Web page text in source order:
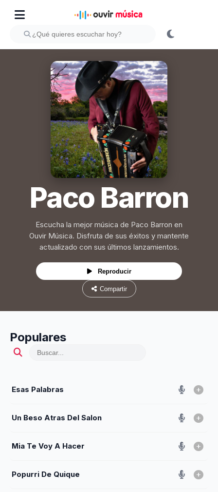
Paco Barron
Escucha la mejor música de Paco Barron en
Ouvir Música. Disfruta de sus éxitos y mantente
actualizado con sus últimos lanzamientos.
Reproducir
Compartir
Populares
Esas Palabras
Un Beso Atras Del Salon
Mia Te Voy A Hacer
Popurri De Quique